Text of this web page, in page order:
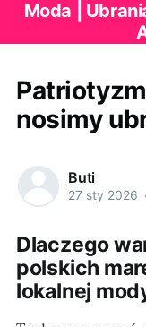
Moda |
nosimy
Buti
27 sty 2026
Dlaczego
polskich
lokalnej